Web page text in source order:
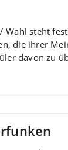
Wahl steht
die ihrer
davon zu